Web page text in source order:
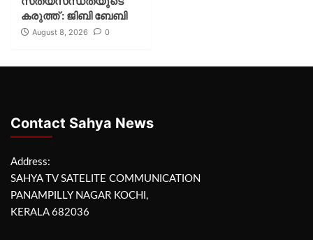
കരുത്ത് : ജിബി ബേബി
August 8, 2026 0
Contact Sahya News
Address:
SAHYA TV SATELITE COMMUNICATION
PANAMPILLY NAGAR KOCHI,
KERALA 682036